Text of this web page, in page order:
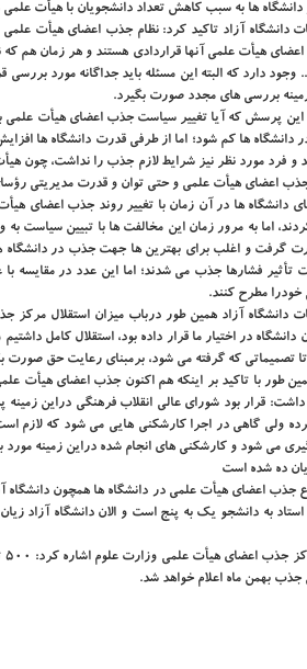
ها به سبب كاهش تعداد دانشجویان با هیأت
دانشگاه آزاد تاكید كرد: نظام جذب اعضای هیأت
هیأت علمی آنها قراردادی هستند و هر زمان هم كه
دارد كه البته این مسئله باید جداگانه مورد
زمینه بررسی های مجدد صورت بگیرد.
پرسش كه آیا تغییر سیاست جذب اعضای هیأت علمی به
دانشگاه ها كم شود؛ اما از طرفی قدرت دانشگاه ها
و فرد مورد نظر نیز شرایط لازم جذب را نداشت،
جذب اعضای هیأت علمی و حتی توان و قدرت مدیریتی
دانشگاه ها در آن زمان با تغییر روند جذب اعضای
تأثیر فشارها جذب می شدند؛ اما این عدد در مقایسه
مطرح كنند.
دانشگاه آزاد همین طور درباب میزان استقلال
دانشگاه در اختیار ما قرار داده بود، استقلال كامل
تصمیماتی كه گرفته می شود، برمبنای رعایت حق صورت
طور با تاكید بر اینكه هم اكنون جذب اعضای هیأت
قرار بود شورای عالی انقلاب فرهنگی دراین
ولی گاهی در اجرا كارشكنی هایی می شود كه لازم
می شود و كارشكنی های انجام شده دراین زمینه مورد
ده شده است
جذب اعضای هیأت علمی در دانشگاه ها همچون دانشگاه
به دانشجو یك به پنج است و الان دانشگاه آزاد
جذب بهمن ماه اعلام خواهد شد.